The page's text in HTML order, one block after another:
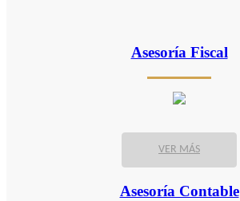
Asesoría Fiscal
VER MÁS
Asesoría Contable